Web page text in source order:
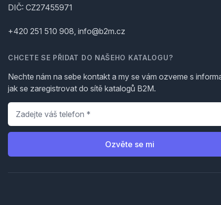
DIČ: CZ27455971
+420 251 510 908, info@b2m.cz
CHCETE SE PŘIDAT DO NAŠEHO KATALOGU?
Nechte nám na sebe kontakt a my se vám ozveme s
jak se zaregistrovat do sítě katalogů B2M.
Telefon
Ozvěte se mi